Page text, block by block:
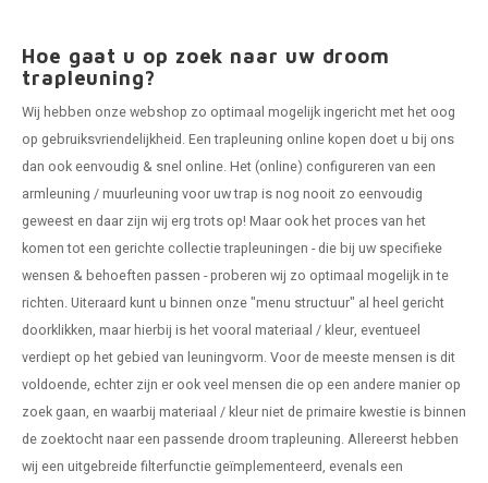
Hoe gaat u op zoek naar uw droom
trapleuning?
Wij hebben onze webshop zo optimaal mogelijk ingericht met het oog
op gebruiksvriendelijkheid. Een trapleuning online kopen doet u bij ons
dan ook eenvoudig & snel online. Het (online) configureren van een
armleuning / muurleuning voor uw trap is nog nooit zo eenvoudig
geweest en daar zijn wij erg trots op! Maar ook het proces van het
komen tot een gerichte collectie trapleuningen - die bij uw specifieke
wensen & behoeften passen - proberen wij zo optimaal mogelijk in te
richten. Uiteraard kunt u binnen onze "menu structuur" al heel gericht
doorklikken, maar hierbij is het vooral materiaal / kleur, eventueel
verdiept op het gebied van leuningvorm. Voor de meeste mensen is dit
voldoende, echter zijn er ook veel mensen die op een andere manier op
zoek gaan, en waarbij materiaal / kleur niet de primaire kwestie is binnen
de zoektocht naar een passende droom trapleuning. Allereerst hebben
wij een uitgebreide filterfunctie geïmplementeerd, evenals een